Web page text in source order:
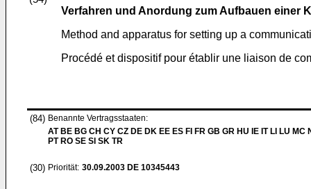
Verfahren und Anordung zum Aufbauen einer
Method and apparatus for setting up a
Procédé et dispositif pour établir une liaison de
(84) Benannte Vertragsstaaten:
AT BE BG CH CY CZ DE DK EE ES FI FR GB GR HU IE IT LI LU MC
PT RO SE SI SK TR
(30) Priorität: 30.09.2003 DE 10345443